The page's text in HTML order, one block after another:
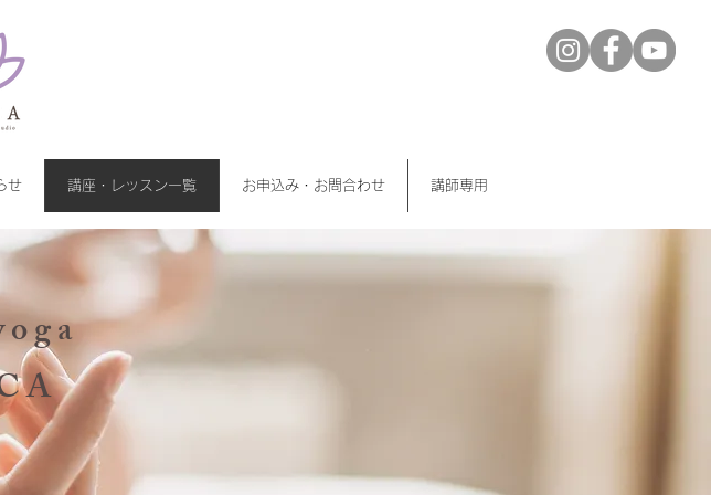
せ 講座・レッスン一覧 お申込み・お問合わせ 講師専用